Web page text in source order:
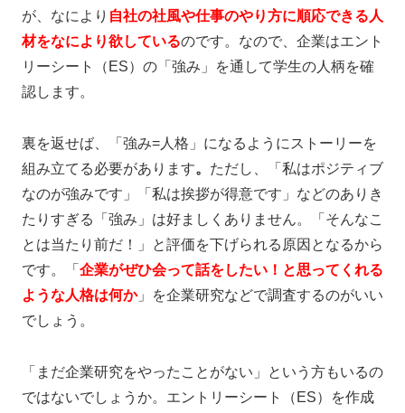
が、 なにより 自社の社風や仕事のやり方に順応できる人
材をなにより欲しているのです。 なので、企業はエント
リーシート（ES）の「強み」を通して学生の人柄を確
認します。
裏を返せば、「強み=人格」になるようにストーリーを
組み立てる必要があります。 ただし、「私はポジティブ
なのが強みです」「私は挨拶が得意です」などのありき
たりすぎる「強み」は好ましくありません。「そんなこ
とは当たり前だ！」と評価を下げられる原因となるから
です。「 企業がぜひ会って話をしたい！と思ってくれる
ような人格は何か」を企業研究などで調査するのがいい
でしょう。
「まだ企業研究をやったことがない」という方もいるの
ではないでしょうか。 エントリーシート（ES）を作成